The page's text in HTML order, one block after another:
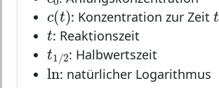
c(t)
c(t): Konzentration zur Zeitt
t
t
t: Reaktionszeit
t1 /2
t1/2
: Halbwertszeit
ln
ln: natürlicher Logarithmus